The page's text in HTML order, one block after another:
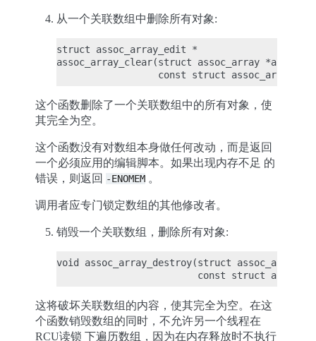
从一个关联数组中删除所有对象:
struct assoc_array_edit *
assoc_array_clear(struct assoc_array *array,
这个函数删除了一个关联数组中的所有对象，使
其完全为空。
这个函数没有对数组本身做任何改动，而是返回
一个必须应用的编辑脚本。如果出现内存不足 的
错误，则返回 -ENOMEM 。
调用者应专门锁定数组的其他修改者。
销毁一个关联数组，删除所有对象:
void assoc_array_destroy(struct assoc_array
这将破坏关联数组的内容，使其完全为空。在这
个函数销毁数组的同时，不允许另一个线程在
RCU读锁 下遍历数组，因为在内存释放时不执行